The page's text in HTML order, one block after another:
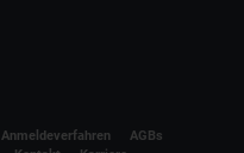
Anmeldeverfahren
AGBs